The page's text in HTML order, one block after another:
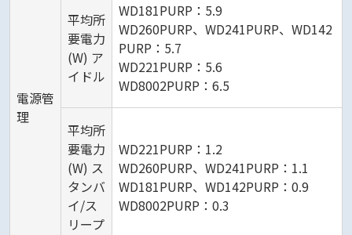
電源管
理
平均所
要電力
(W) ア
イドル
WD181PURP：5.9
WD260PURP、WD241PURP、WD142
PURP：5.7
WD221PURP：5.6
WD8002PURP：6.5
平均所
要電力
(W) ス
タンバ
イ/ス
リープ
WD221PURP：1.2
WD260PURP、WD241PURP：1.1
WD181PURP、WD142PURP：0.9
WD8002PURP：0.3